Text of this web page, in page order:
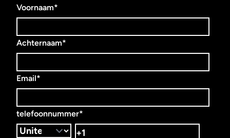
Voornaam*
Achternaam*
Email*
telefoonnummer*